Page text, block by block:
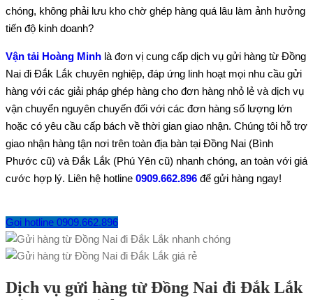
chóng, không phải lưu kho chờ ghép hàng quá lâu làm ảnh hưởng
tiến độ kinh doanh?
Vận tải Hoàng Minh là đơn vị cung cấp dịch vụ gửi hàng từ Đồng
Nai đi Đắk Lắk chuyên nghiệp, đáp ứng linh hoạt mọi nhu cầu gửi
hàng với các giải pháp ghép hàng cho đơn hàng nhỏ lẻ và dịch vụ
vận chuyển nguyên chuyến đối với các đơn hàng số lượng lớn
hoặc có yêu cầu cấp bách về thời gian giao nhận. Chúng tôi hỗ trợ
giao nhận hàng tận nơi trên toàn địa bàn tại Đồng Nai (Bình
Phước cũ) và Đắk Lắk (Phú Yên cũ) nhanh chóng, an toàn với giá
cước hợp lý. Liên hệ hotline 0909.662.896 để gửi hàng ngay!
Gọi hotline 0909.662.896
Dịch vụ gửi hàng từ Đồng Nai đi Đắk Lắk